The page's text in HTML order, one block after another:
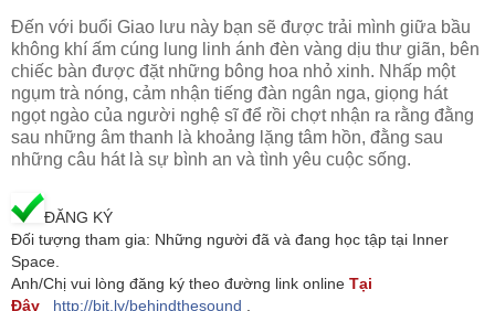
Đến với buổi Giao lưu này bạn sẽ được trải mình giữa bầu
không khí ấm cúng lung linh ánh đèn vàng dịu thư giãn, bên
chiếc bàn được đặt những bông hoa nhỏ xinh. Nhấp một
ngụm trà nóng, cảm nhận tiếng đàn ngân nga, giọng hát
ngọt ngào của người nghệ sĩ để rồi chợt nhận ra rằng đằng
sau những âm thanh là khoảng lặng tâm hồn, đằng sau
những câu hát là sự bình an và tình yêu cuộc sống.
ĐĂNG KÝ
Đối tượng tham gia: Những người đã và đang học tập tại Inner
Space.
Anh/Chị vui lòng đăng ký theo đường link online Tại
Đây
http://bit.ly/behindthesound